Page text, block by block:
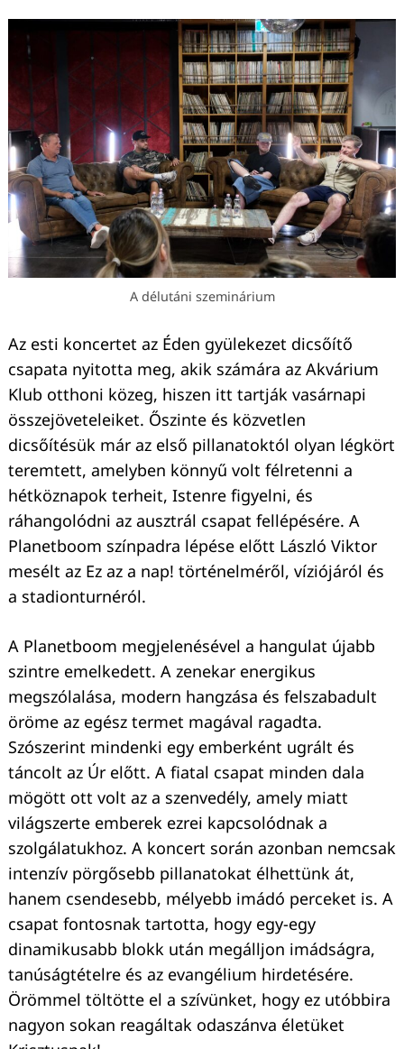
A délutáni szeminárium
Az esti koncertet az Éden gyülekezet dicsőítő
csapata nyitotta meg, akik számára az Akvárium
Klub otthoni közeg, hiszen itt tartják vasárnapi
összejöveteleiket. Őszinte és közvetlen
dicsőítésük már az első pillanatoktól olyan légkört
teremtett, amelyben könnyű volt félretenni a
hétköznapok terheit, Istenre figyelni, és
ráhangolódni az ausztrál csapat fellépésére. A
Planetboom színpadra lépése előtt László Viktor
mesélt az Ez az a nap! történelméről, víziójáról és
a stadionturnéról.
A Planetboom megjelenésével a hangulat újabb
szintre emelkedett. A zenekar energikus
megszólalása, modern hangzása és felszabadult
öröme az egész termet magával ragadta.
Szószerint mindenki egy emberként ugrált és
táncolt az Úr előtt. A fiatal csapat minden dala
mögött ott volt az a szenvedély, amely miatt
világszerte emberek ezrei kapcsolódnak a
szolgálatukhoz. A koncert során azonban nemcsak
intenzív pörgősebb pillanatokat élhettünk át,
hanem csendesebb, mélyebb imádó perceket is. A
csapat fontosnak tartotta, hogy egy-egy
dinamikusabb blokk után megálljon imádságra,
tanúságtételre és az evangélium hirdetésére.
Örömmel töltötte el a szívünket, hogy ez utóbbira
nagyon sokan reagáltak odaszánva életüket
Keresés: